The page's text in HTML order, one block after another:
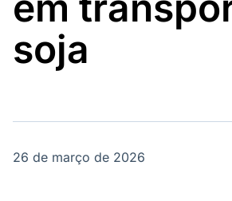
Agro
soja
26 de março de 2026